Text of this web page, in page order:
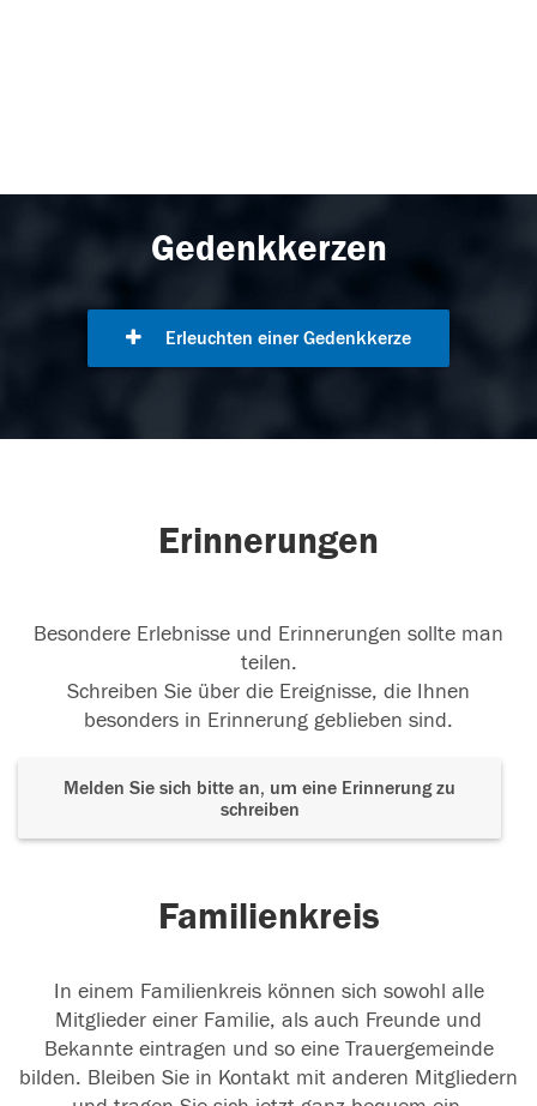
Gedenkkerzen
Erleuchten einer Gedenkkerze
Erinnerungen
Besondere Erlebnisse und Erinnerungen sollte man
teilen.
Schreiben Sie über die Ereignisse, die Ihnen
besonders in Erinnerung geblieben sind.
Melden Sie sich bitte an, um eine Erinnerung zu
schreiben
Familienkreis
In einem Familienkreis können sich sowohl alle
Mitglieder einer Familie, als auch Freunde und
Bekannte eintragen und so eine Trauergemeinde
bilden. Bleiben Sie in Kontakt mit anderen Mitgliedern